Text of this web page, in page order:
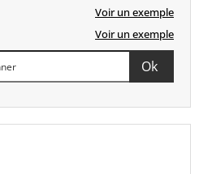
Voir un exemple
Voir un exemple